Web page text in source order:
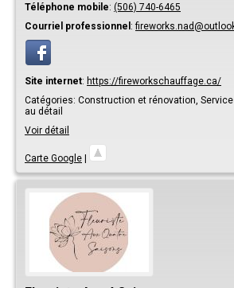
Téléphone mobile: (506) 740-6465
Courriel professionnel :
Site internet: https://fireworkschauffage.ca/
Catégories: Construction et rénovation,
au détail
Voir détail
Carte Google |